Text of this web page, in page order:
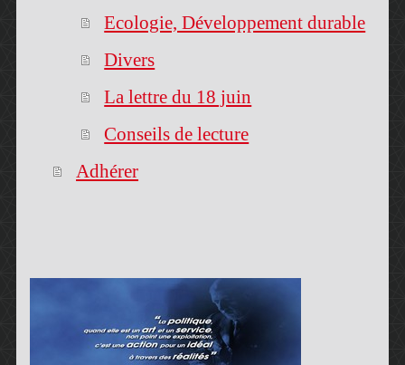
Ecologie, Développement durable
Divers
La lettre du 18 juin
Conseils de lecture
Adhérer